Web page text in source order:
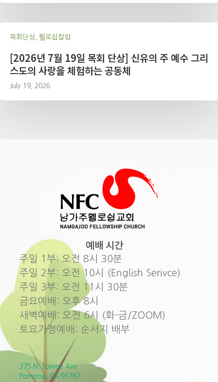
목회단상, 휄로쉽칼럼
[2026년 7월 19일 목회 단상] 신유의 주 예수 그리
스도의 사랑을 체험하는 공동체
July 19, 2026
예배 시간
주일 1부: 오전 8시 30분
주일 2부: 오전 10시 (English Serivce)
주일 3부: 오전 11시 30분
금요예배: 오후 8시
새벽예배: 오전 6시 (화-금/ZOOM)
토요가정예배: 순서지 배부
375 N. Towne Ave.
Pomona, CA 91767